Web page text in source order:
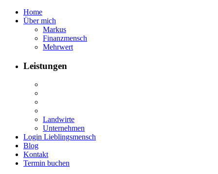
Home
Über mich
Markus
Finanzmensch
Mehrwert
Leistungen
Landwirte
Unternehmen
Login Lieblingsmensch
Blog
Kontakt
Termin buchen